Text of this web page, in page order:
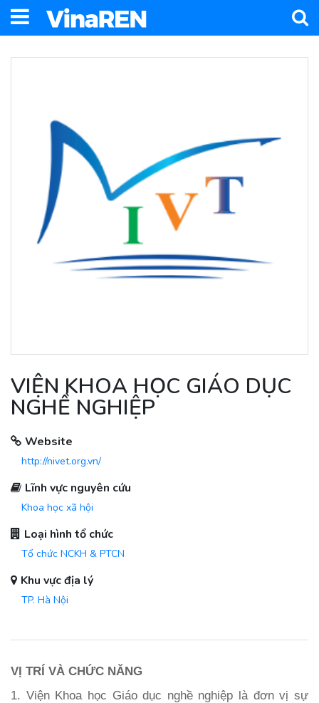
VIỆN KHOA HỌC GIÁO DỤC
NGHỀ NGHIỆP
Website
http://nivet.org.vn/
Lĩnh vực nguyên cứu
Khoa học xã hội
Loại hình tổ chức
Tổ chức NCKH & PTCN
Khu vực địa lý
TP. Hà Nội
VỊ TRÍ VÀ CHỨC NĂNG
1. Viện Khoa học Giáo dục nghề nghiệp là đơn vị sự